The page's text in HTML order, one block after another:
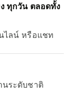
ทุกวัน ตลอดทั้ง
ไลน์ หรือแชท
นระดับชาติ